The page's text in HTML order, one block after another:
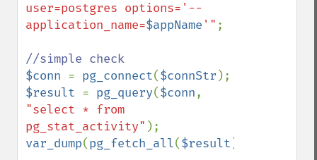
user=postgres options='--
application_name=$appName '" ;
$conn = pg_connect($connStr
$result = pg_query($conn
"select * from
pg_stat_activity"
var_dump(pg_fetch_all($result ));